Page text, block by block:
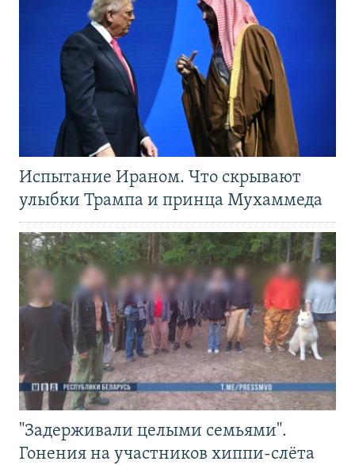
Испытание Ираном. Что скрывают
улыбки Трампа и принца Мухаммеда
"Задерживали целыми семьями".
Гонения на участников хиппи-слёта